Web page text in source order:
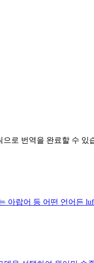
로 번역을 완료할 수 있
아랍어 등 어떤 언어든